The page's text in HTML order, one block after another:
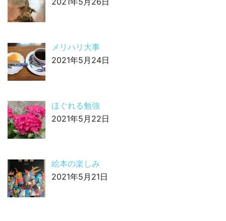
メリハリ大事
2021年5月24日
ほぐれる勉強
2021年5月22日
絵本の楽しみ
2021年5月21日